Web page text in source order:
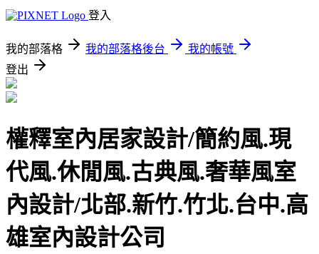
登入
我的部落格 我的部落格後台
我的帳號
登出
權釋室內居家設計/簡約風.現
代風.休閒風.古典風.奢華風室
內設計/北部.新竹.竹北.台中.高
雄室內設計公司